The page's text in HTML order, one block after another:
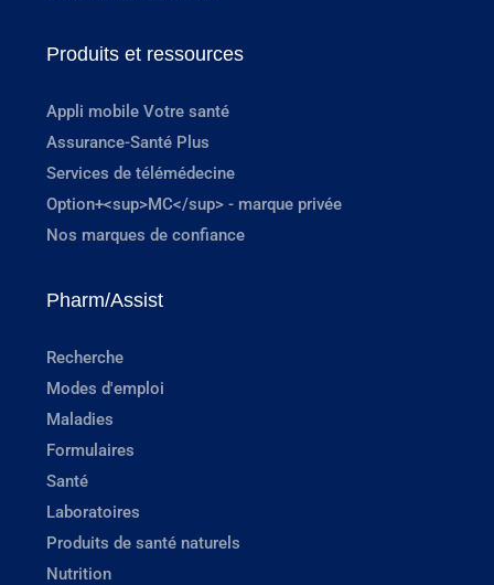
Produits et ressources
Appli mobile Votre santé
Assurance-Santé Plus
Services de télémédecine
Option+<sup>MC</sup> - marque privée
Nos marques de confiance
Pharm/Assist
Recherche
Modes d'emploi
Maladies
Formulaires
Santé
Laboratoires
Produits de santé naturels
Nutrition